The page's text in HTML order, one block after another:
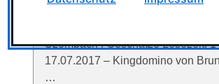
Szombach | Geschätze Lesezeit:
17.07.2017 – Kingdomino von
…